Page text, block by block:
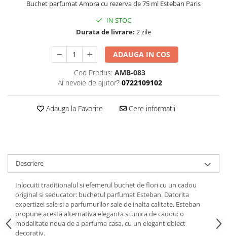
Buchet parfumat Ambra cu rezerva de 75 ml Esteban Paris
IN STOC
Durata de livrare: 2 zile
ADAUGA IN COS
Cod Produs: AMB-083
Ai nevoie de ajutor? 0722109102
Adauga la Favorite Cere informatii
Descriere
Inlocuiti traditionalul si efemerul buchet de flori cu un cadou
original si seducator: buchetul parfumat Esteban. Datorita
expertizei sale si a parfumurilor sale de inalta calitate, Esteban
propune acestă alternativa eleganta si unica de cadou: o
modalitate noua de a parfuma casa, cu un elegant obiect
decorativ.